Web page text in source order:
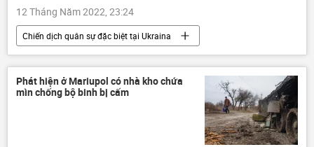
12 Tháng Năm 2022, 23:24
Chiến dịch quân sự đặc biệt tại Ukraina
Cuộc khủng hoảng ở Ukraina
Ukraina
vụ nổ
xung đột Thế giới
Phát hiện ở Mariupol có nhà kho chứa
mìn chống bộ binh bị cấm